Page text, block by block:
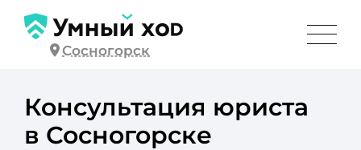
Сосногорск
Консультация юриста
в Сосногорске